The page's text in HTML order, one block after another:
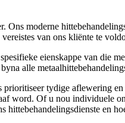
moderne
van ons kliënte te
eienskappe van die
alle
prioritiseer tydige aflewering
word. Of u nou individuele
hittebehandelingsdienste en